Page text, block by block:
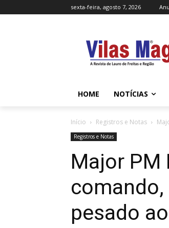
sexta-feira, agosto 7, 2026
HOME NOTÍCIAS
Início Registros e Notas
Registros e Notas
Major PM
pesado